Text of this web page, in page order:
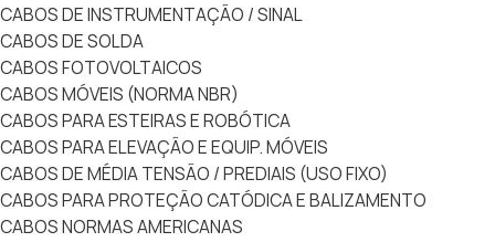
CABOS DE INSTRUMENTAÇÃO / SINAL
CABOS DE SOLDA
CABOS FOTOVOLTAICOS
CABOS MÓVEIS (NORMA NBR)
CABOS PARA ESTEIRAS E ROBÓTICA
CABOS PARA ELEVAÇÃO E EQUIP. MÓVEIS
CABOS DE MÉDIA TENSÃO / PREDIAIS (USO FIXO)
CABOS PARA PROTEÇÃO CATÓDICA E BALIZAMENTO
CABOS NORMAS AMERICANAS